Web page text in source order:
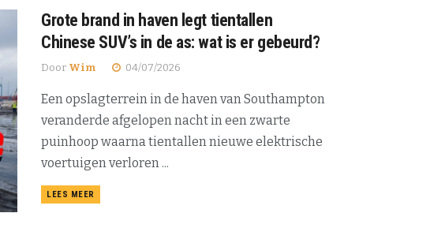
Grote brand in haven legt tientallen
Chinese SUV’s in de as: wat is er gebeurd?
Door Wim 04/07/2026
Een opslagterrein in de haven van Southampton
veranderde afgelopen nacht in een zwarte
puinhoop waarna tientallen nieuwe elektrische
voertuigen verloren ...
LEES MEER